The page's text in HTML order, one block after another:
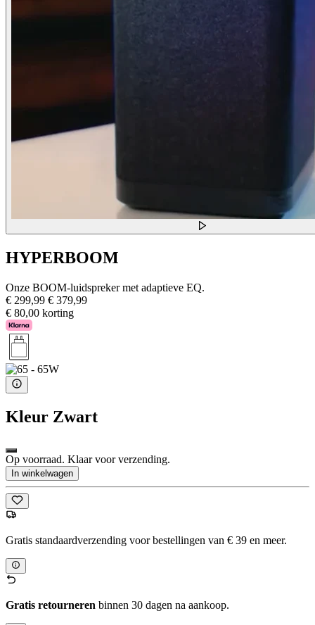
HYPERBOOM
Onze BOOM-luidspreker met adaptieve EQ.
€ 299,99 € 379,99
€ 80,00 korting
Kleur Zwart
Op voorraad. Klaar voor verzending.
In winkelwagen
Gratis standaardverzending voor bestellingen van € 39 en meer.
Gratis retourneren binnen 30 dagen na aankoop.